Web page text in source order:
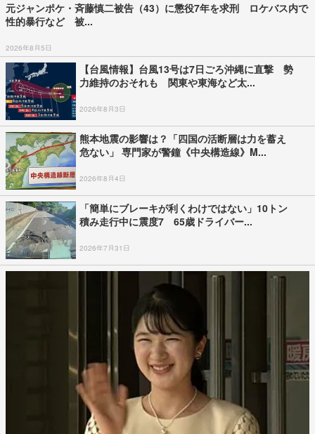
元ジャンポケ・斉藤慎二被告（43）に懲役7年を求刑 ロケバス内で
性的暴行など 被...
2026年8月5日
【台風情報】台風13号は7日ごろ沖縄に直撃 勢
力維持のおそれも 関東や東海など太...
2026年8月3日
熊本地震の影響は？「四国の活断層は力を蓄え
危ない」 専門家が警鐘《中央構造線》M...
2026年8月4日
「簡単にブレーキが利くわけではない」10トン
積み走行中に震度7 65歳ドライバー...
2026年7月31日